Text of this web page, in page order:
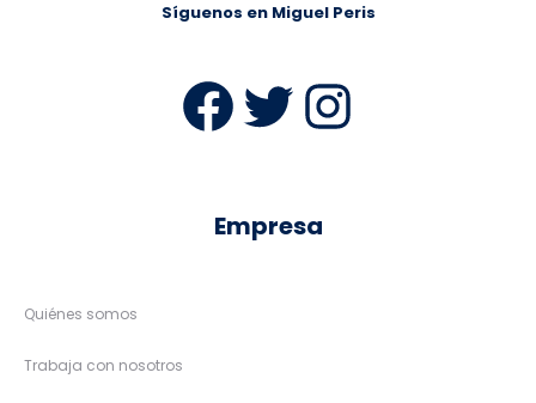
Síguenos en Miguel Peris
Facebook
Twitter
Empresa
Quiénes somos
Trabaja con nosotros